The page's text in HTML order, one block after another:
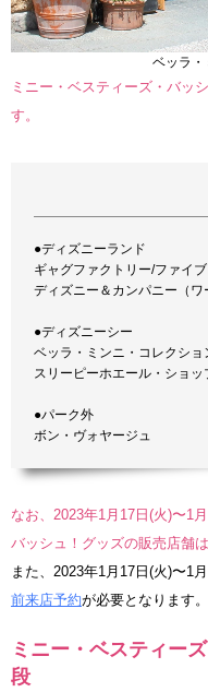
ベッラ・
ミニー・ベスティーズ・バッ
す。
●ディズニーランド
ギャグファクトリー/ファイ
ディズニー＆カンパニー（ワ
●ディズニーシー
ベッラ・ミンニ・コレクショ
スリーピーホエール・ショッ
●パーク外
ボン・ヴォヤージュ
なお、2023年1月17日(火)〜1
バッシュ！グッズの販売店舗
また、2023年1月17日(火)〜1
前来店予約が必要となります。
ミニー・ベスティー
段